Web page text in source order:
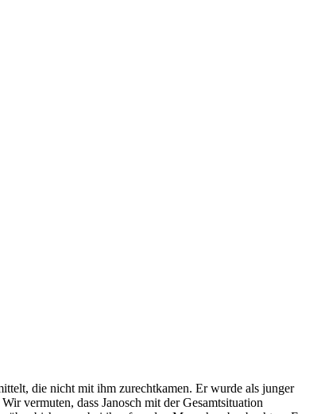
die nicht mit ihm zurechtkamen. Er wurde als junger
vermuten, dass Janosch mit der Gesamtsituation